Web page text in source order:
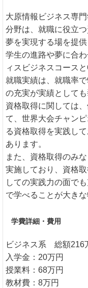
大原情報ビジネス専
分野は、就職に役立
夢を実現する場を提供
学生の進路や夢に合
ィスビジネスコース
就職実績は、就職率
の充実が実績としても
資格取得に関しては
て、世界大会チャン
る資格取得を実践し
あります。
また、資格取得のみ
実施しており、資格
しての実践力の面で
で学べることが大き
学費詳細・費用
ビジネス系 総額216
入学金：20万円
授業料：68万円
教材費：8万円